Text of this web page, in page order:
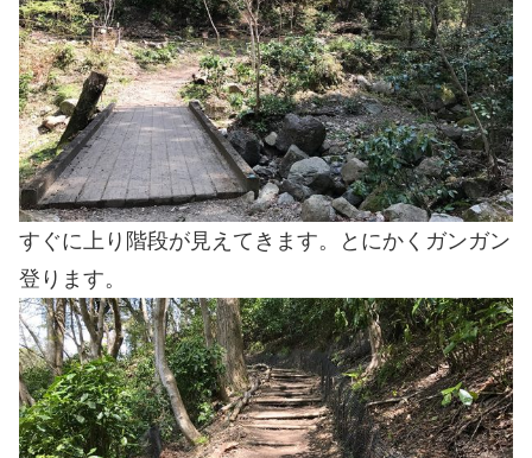
すぐに上り階段が見えてきます。とにかくガンガン
登ります。